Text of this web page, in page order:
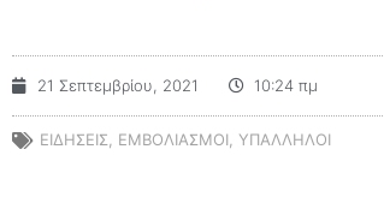
21 Σεπτεμβρίου, 2021 10:24 πμ
ΕΙΔΗΣΕΙΣ ΕΜΒΟΛΙΑΣΜΟΙ ΥΠΑΛΛΗΛΟΙ